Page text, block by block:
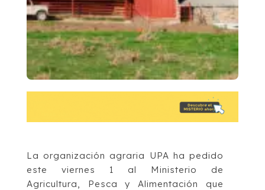
La organización agraria UPA ha pedido
este viernes 1 al Ministerio de
Agricultura, Pesca y Alimentación que